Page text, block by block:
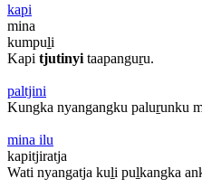
kapi
mina
kumpuḻi
Kapi tjutinyi taapanguṟu.
paltjini
Kungka nyangangku paluṟunku
mina ilu
kapitjiratja
Wati nyangatja kuḻi puḻkangka